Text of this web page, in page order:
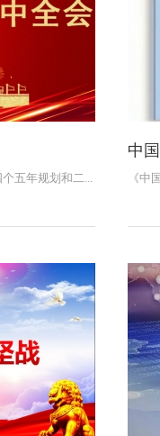
五年规划和二...
中
《中